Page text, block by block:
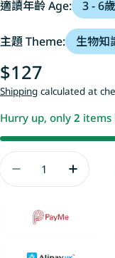
適讀年齡 Age: 3 - 6歲
主題 Theme: 生物知
Regular
price
$127
Shipping calculated at
Hurry up, only 2 items
Decrease